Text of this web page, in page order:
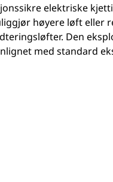
elektriske
høyere løft eller
Den
med standard